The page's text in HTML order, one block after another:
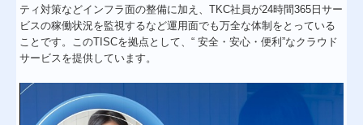
ティ対策などインフラ面の整備に加え、TKC社員が24時間365日サー
ビスの稼働状況を監視するなど運用面でも万全な体制をとっている
ことです。このTISCを拠点として、“ 安全・安心・便利”なクラウド
サービスを提供しています。